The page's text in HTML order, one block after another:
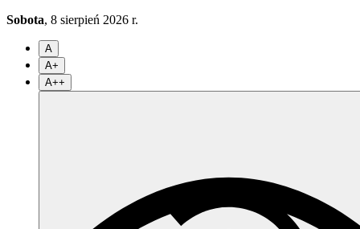
Sobota, 8 sierpień 2026 r.
A
A+
A++